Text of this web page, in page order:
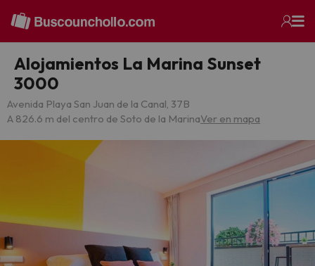
Alojamientos La Marina Sunset
3000
Avenida Playa San Juan de la Canal, 37B
A 826.6 m del centro de Soto de la MarinaVer en mapa